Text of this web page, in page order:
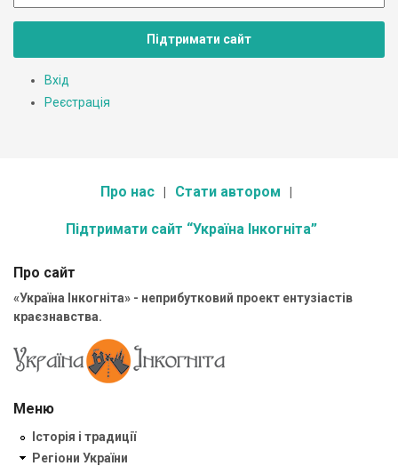
Підтримати сайт
Вхід
Реєстрація
Про нас Стати автором
Підтримати сайт “Україна Інкогніта”
Про сайт
«Україна Інкогніта» - неприбутковий проект ентузіастів
краєзнавства.
Меню
Історія і традиції
Регіони України